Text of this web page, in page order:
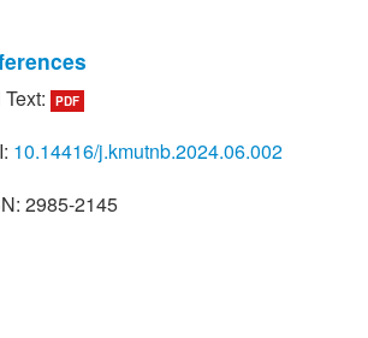
Arif, A. Batool, W. Nazir, R. S. Khan, and
alcoholic Beverages: Volume 6. The
PDF
10.14416/j.kmutnb.2024.06.002
2985-2145